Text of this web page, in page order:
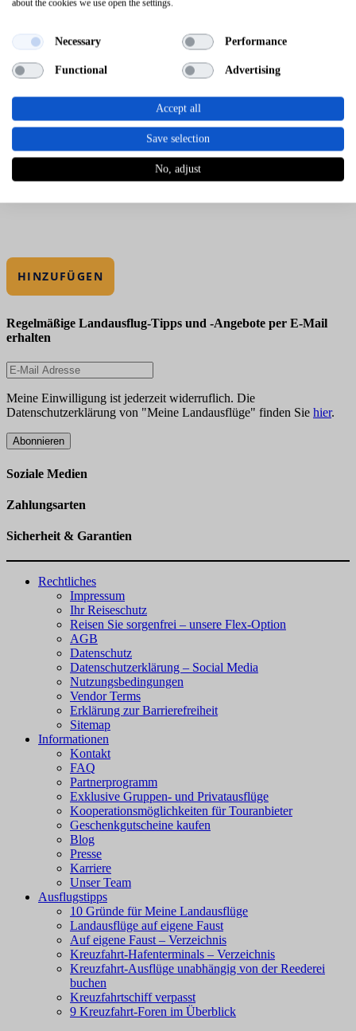
HINZUFÜGEN
Regelmäßige Landausflug-Tipps und -Angebote per E-Mail
erhalten
Meine Einwilligung ist jederzeit widerruflich. Die
Datenschutzerklärung von "Meine Landausflüge" finden Sie hier.
Abonnieren
Soziale Medien
Zahlungsarten
Sicherheit & Garantien
Rechtliches
Impressum
Ihr Reiseschutz
Reisen Sie sorgenfrei – unsere Flex-Option
AGB
Datenschutz
Datenschutzerklärung – Social Media
Nutzungsbedingungen
Vendor Terms
Erklärung zur Barrierefreiheit
Sitemap
Informationen
Kontakt
FAQ
Partnerprogramm
Exklusive Gruppen- und Privatausflüge
Kooperationsmöglichkeiten für Touranbieter
Geschenkgutscheine kaufen
Blog
Presse
Karriere
Unser Team
Ausflugstipps
10 Gründe für Meine Landausflüge
Landausflüge auf eigene Faust
Auf eigene Faust – Verzeichnis
Kreuzfahrt-Hafenterminals – Verzeichnis
Kreuzfahrt-Ausflüge unabhängig von der Reederei
buchen
Kreuzfahrtschiff verpasst
9 Kreuzfahrt-Foren im Überblick
about the cookies we use open the settings.
Necessary Performance
Functional Advertising
Accept all
Save selection
No, adjust